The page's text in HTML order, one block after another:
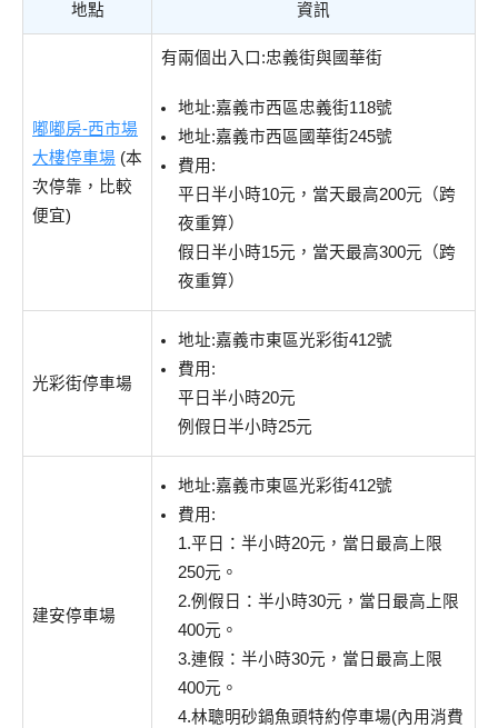
地點 資訊
嘟嘟房-西市場
大樓停車場 (本
次停靠，比較
便宜)
有兩個出入口:忠義街與國華街
地址:嘉義市西區忠義街118號
地址:嘉義市西區國華街245號
費用:
平日半小時10元，當天最高200元（跨
夜重算）
假日半小時15元，當天最高300元（跨
夜重算）
光彩街停車場
地址:嘉義市東區光彩街412號
費用:
平日半小時20元
例假日半小時25元
建安停車場
地址:嘉義市東區光彩街412號
費用:
1.平日：半小時20元，當日最高上限
250元。
2.例假日：半小時30元，當日最高上限
400元。
3.連假：半小時30元，當日最高上限
400元。
4.林聰明砂鍋魚頭特約停車場(內用消費